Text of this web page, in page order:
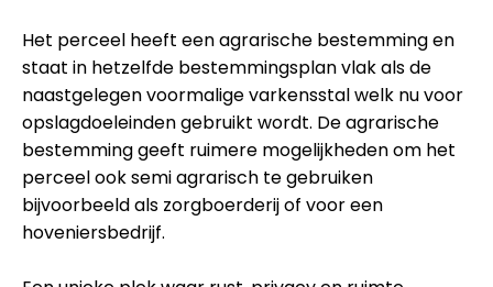
Het perceel heeft een agrarische bestemming en
staat in hetzelfde bestemmingsplan vlak als de
naastgelegen voormalige varkensstal welk nu voor
opslagdoeleinden gebruikt wordt. De agrarische
bestemming geeft ruimere mogelijkheden om het
perceel ook semi agrarisch te gebruiken
bijvoorbeeld als zorgboerderij of voor een
hoveniersbedrijf.